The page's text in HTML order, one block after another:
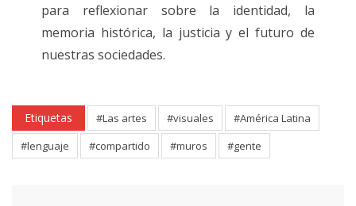
para reflexionar sobre la identidad, la
memoria histórica, la justicia y el futuro de
nuestras sociedades.
Etiquetas #Las artes #visuales
#América Latina
#lenguaje
#compartido #muros #gente